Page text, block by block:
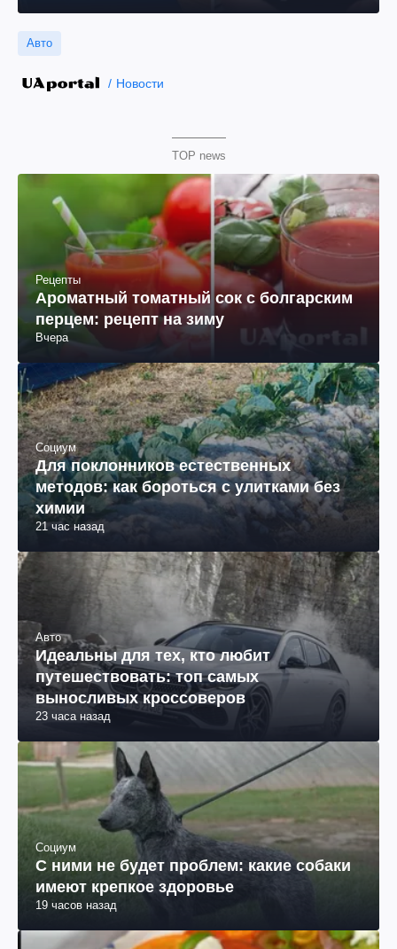
Авто
Новости
TOP news
Рецепты
Ароматный томатный сок с болгарским
перцем: рецепт на зиму
Вчера
Социум
Для поклонников естественных
методов: как бороться с улитками без
химии
21 час назад
Авто
Идеальны для тех, кто любит
путешествовать: топ самых
выносливых кроссоверов
23 часа назад
Социум
С ними не будет проблем: какие собаки
имеют крепкое здоровье
19 часов назад